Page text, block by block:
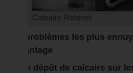
Les problèmes les plus
d'avantage
Le dépôt de calcaire sur